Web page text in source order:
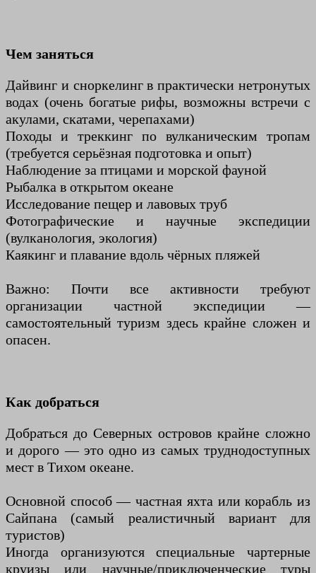
Чем заняться
Дайвинг и сноркелинг в практически нетронутых
водах (очень богатые рифы, возможны встречи с
акулами, скатами, черепахами)
Походы и треккинг по вулканическим тропам
(требуется серьёзная подготовка и опыт)
Наблюдение за птицами и морской фауной
Рыбалка в открытом океане
Исследование пещер и лавовых труб
Фотографические и научные экспедиции
(вулканология, экология)
Каякинг и плавание вдоль чёрных пляжей
Важно: Почти все активности требуют
организации частной экспедиции —
самостоятельный туризм здесь крайне сложен и
опасен.
Как добраться
Добраться до Северных островов крайне сложно
и дорого — это одно из самых труднодоступных
мест в Тихом океане.
Основной способ — частная яхта или корабль из
Сайпана (самый реалистичный вариант для
туристов)
Иногда организуются специальные чартерные
круизы или научные/приключенческие туры